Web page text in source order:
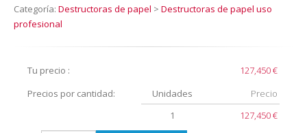
Categoría: Destructoras de papel > Destructoras de papel uso
profesional
Tu precio :
127,450 €
Precios por cantidad:
Unidades
Precio
1
127,450 €